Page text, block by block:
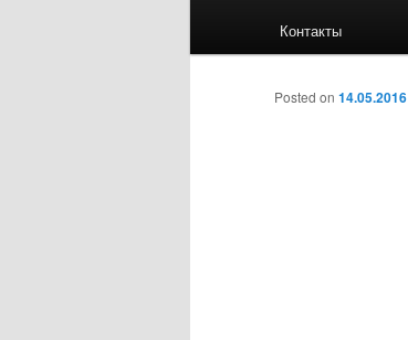
to
primary
Контакты
Posted on 14.05.2016